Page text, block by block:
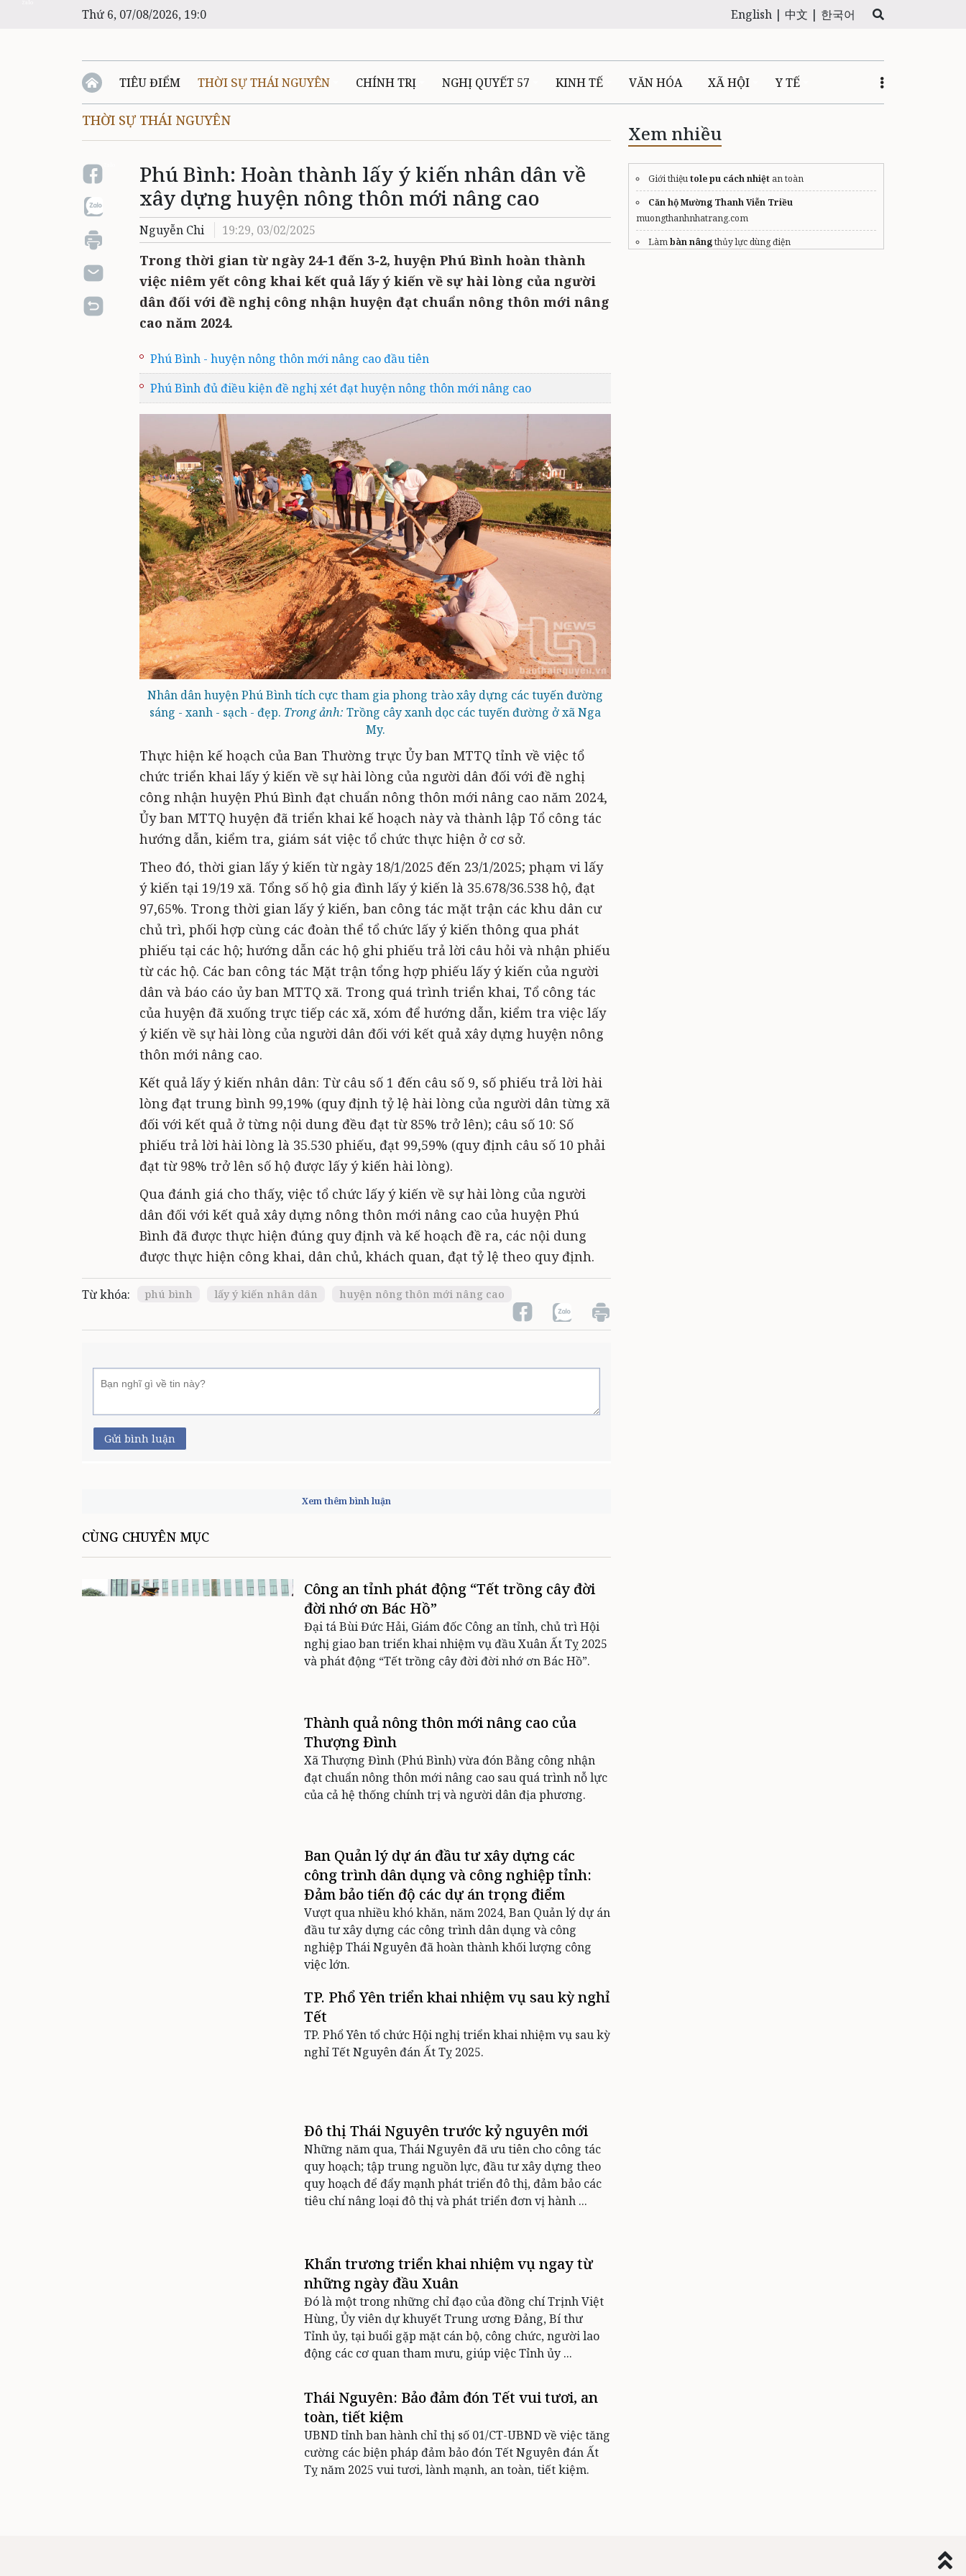
Thứ 6, 07/08/2026, 19:0 English | 中文 | 한국어
TIÊU ĐIỂM THỜI SỰ THÁI NGUYÊN CHÍNH TRỊ NGHỊ QUYẾT 57 KINH TẾ VĂN HÓA XÃ HỘI Y TẾ
THỜI SỰ THÁI NGUYÊN
Phú Bình: Hoàn thành lấy ý kiến nhân dân về
xây dựng huyện nông thôn mới nâng cao
Nguyễn Chi 19:29, 03/02/2025
Trong thời gian từ ngày 24-1 đến 3-2, huyện Phú Bình hoàn thành
việc niêm yết công khai kết quả lấy ý kiến về sự hài lòng của người
dân đối với đề nghị công nhận huyện đạt chuẩn nông thôn mới nâng
cao năm 2024.
Phú Bình - huyện nông thôn mới nâng cao đầu tiên
Phú Bình đủ điều kiện đề nghị xét đạt huyện nông thôn mới nâng cao
Nhân dân huyện Phú Bình tích cực tham gia phong trào xây dựng các tuyến đường
sáng - xanh - sạch - đẹp. Trong ảnh: Trồng cây xanh dọc các tuyến đường ở xã Nga
My.
Thực hiện kế hoạch của Ban Thường trực Ủy ban MTTQ tỉnh về việc tổ
chức triển khai lấy ý kiến về sự hài lòng của người dân đối với đề nghị
công nhận huyện Phú Bình đạt chuẩn nông thôn mới nâng cao năm 2024,
Ủy ban MTTQ huyện đã triển khai kế hoạch này và thành lập Tổ công tác
hướng dẫn, kiểm tra, giám sát việc tổ chức thực hiện ở cơ sở.
Theo đó, thời gian lấy ý kiến từ ngày 18/1/2025 đến 23/1/2025; phạm vi lấy
ý kiến tại 19/19 xã. Tổng số hộ gia đình lấy ý kiến là 35.678/36.538 hộ, đạt
97,65%. Trong thời gian lấy ý kiến, ban công tác mặt trận các khu dân cư
chủ trì, phối hợp cùng các đoàn thể tổ chức lấy ý kiến thông qua phát
phiếu tại các hộ; hướng dẫn các hộ ghi phiếu trả lời câu hỏi và nhận phiếu
từ các hộ. Các ban công tác Mặt trận tổng hợp phiếu lấy ý kiến của người
dân và báo cáo ủy ban MTTQ xã. Trong quá trình triển khai, Tổ công tác
của huyện đã xuống trực tiếp các xã, xóm để hướng dẫn, kiểm tra việc lấy
ý kiến về sự hài lòng của người dân đối với kết quả xây dựng huyện nông
thôn mới nâng cao.
Kết quả lấy ý kiến nhân dân: Từ câu số 1 đến câu số 9, số phiếu trả lời hài
lòng đạt trung bình 99,19% (quy định tỷ lệ hài lòng của người dân từng xã
đối với kết quả ở từng nội dung đều đạt từ 85% trở lên); câu số 10: Số
phiếu trả lời hài lòng là 35.530 phiếu, đạt 99,59% (quy định câu số 10 phải
đạt từ 98% trở lên số hộ được lấy ý kiến hài lòng).
Qua đánh giá cho thấy, việc tổ chức lấy ý kiến về sự hài lòng của người
dân đối với kết quả xây dựng nông thôn mới nâng cao của huyện Phú
Bình đã được thực hiện đúng quy định và kế hoạch đề ra, các nội dung
được thực hiện công khai, dân chủ, khách quan, đạt tỷ lệ theo quy định.
Từ khóa: phú bình lấy ý kiến nhân dân huyện nông thôn mới nâng cao
Gửi bình luận
Xem thêm bình luận
CÙNG CHUYÊN MỤC
Công an tỉnh phát động “Tết trồng cây đời
đời nhớ ơn Bác Hồ”
Đại tá Bùi Đức Hải, Giám đốc Công an tỉnh, chủ trì Hội
nghị giao ban triển khai nhiệm vụ đầu Xuân Ất Tỵ 2025
và phát động “Tết trồng cây đời đời nhớ ơn Bác Hồ”.
Thành quả nông thôn mới nâng cao của
Thượng Đình
Xã Thượng Đình (Phú Bình) vừa đón Bằng công nhận
đạt chuẩn nông thôn mới nâng cao sau quá trình nỗ lực
của cả hệ thống chính trị và người dân địa phương.
Ban Quản lý dự án đầu tư xây dựng các
công trình dân dụng và công nghiệp tỉnh:
Đảm bảo tiến độ các dự án trọng điểm
Vượt qua nhiều khó khăn, năm 2024, Ban Quản lý dự án
đầu tư xây dựng các công trình dân dụng và công
nghiệp Thái Nguyên đã hoàn thành khối lượng công
việc lớn.
TP. Phổ Yên triển khai nhiệm vụ sau kỳ nghỉ
Tết
TP. Phổ Yên tổ chức Hội nghị triển khai nhiệm vụ sau kỳ
nghỉ Tết Nguyên đán Ất Tỵ 2025.
Đô thị Thái Nguyên trước kỷ nguyên mới
Những năm qua, Thái Nguyên đã ưu tiên cho công tác
quy hoạch; tập trung nguồn lực, đầu tư xây dựng theo
quy hoạch để đẩy mạnh phát triển đô thị, đảm bảo các
tiêu chí nâng loại đô thị và phát triển đơn vị hành ...
Khẩn trương triển khai nhiệm vụ ngay từ
những ngày đầu Xuân
Đó là một trong những chỉ đạo của đồng chí Trịnh Việt
Hùng, Ủy viên dự khuyết Trung ương Đảng, Bí thư
Tỉnh ủy, tại buổi gặp mặt cán bộ, công chức, người lao
động các cơ quan tham mưu, giúp việc Tỉnh ủy ...
Thái Nguyên: Bảo đảm đón Tết vui tươi, an
toàn, tiết kiệm
UBND tỉnh ban hành chỉ thị số 01/CT-UBND về việc tăng
cường các biện pháp đảm bảo đón Tết Nguyên đán Ất
Tỵ năm 2025 vui tươi, lành mạnh, an toàn, tiết kiệm.
Xem nhiều
Giới thiệutole pu cách nhiệt an toàn
Căn hộ Mường Thanh Viễn Triều
muongthanhnhatrang.com
Làmbàn nângthủy lực dùng điện